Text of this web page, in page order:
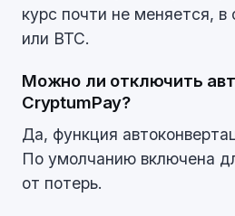
курс почти не меняется, в
или BTC.
Можно ли отключить
CryptumPay?
Да, функция
По умолчанию включена
от потерь.